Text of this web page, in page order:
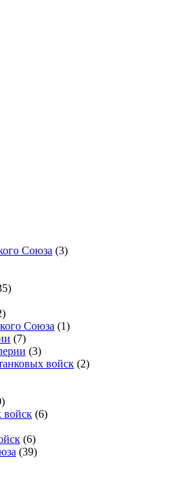
Союза (3)
Союза (1)
(7)
(3)
войск (2)
войск (6)
(6)
(39)